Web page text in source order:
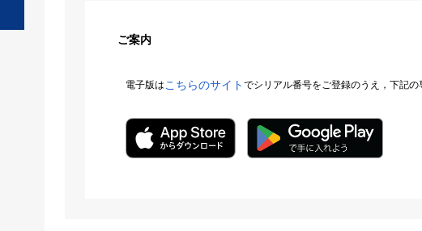
ご案内
電子版は こちらのサイト でシリアル番号をご登録のうえ，下記